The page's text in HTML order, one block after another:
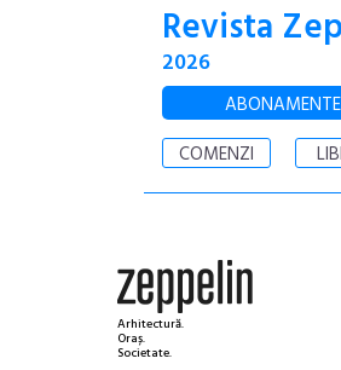
Revista
2026
ABONAMENTE
COMENZI
Arhitectură.
Oraș.
Societate.